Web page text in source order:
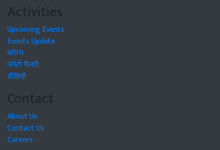
Activities
Upcoming Events
Events Update
फोरम
फोटो गैलरी
वीडियो
Contact
About Us
Contact Us
Careers